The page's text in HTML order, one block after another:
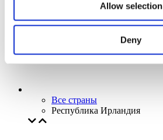
Allow selection
Deny
Все страны
Республика Ирландия